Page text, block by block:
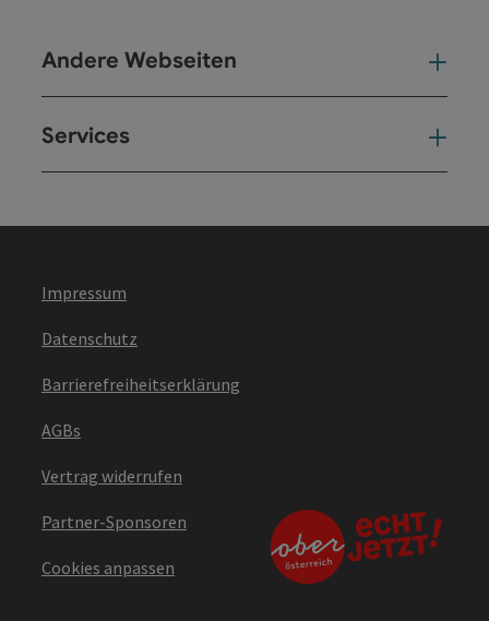
Andere Webseiten
Services
Impressum
Datenschutz
Barrierefreiheitserklärung
AGBs
Vertrag widerrufen
Partner-Sponsoren
Cookies anpassen